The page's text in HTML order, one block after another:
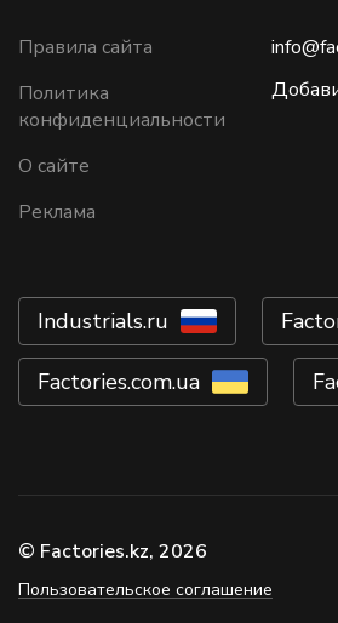
Правила сайта
Политика
конфиденциальности
О сайте
Реклама
Industrials.ru
Factories.com.ua
© Factories.kz, 2026
Пользовательское соглашение